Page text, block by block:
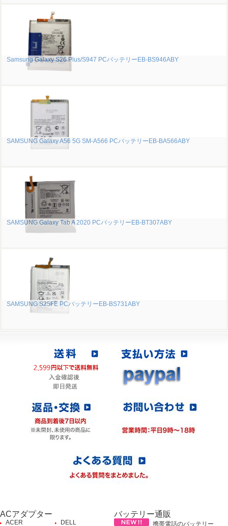
Samsung Galaxy S26 Plus/S947 PCバッテリーEB-BS946ABY
SAMSUNG Galaxy A56 5G SM-A566 PCバッテリーEB-BA566ABY
SAMSUNG Galaxy Tab A 2020 PCバッテリーEB-BT307ABY
SAMSUNG S25FE PCバッテリーEB-BS731ABY
ACアダプター
ACER DELL
バッテリー通販
携帯電話のバッテリー